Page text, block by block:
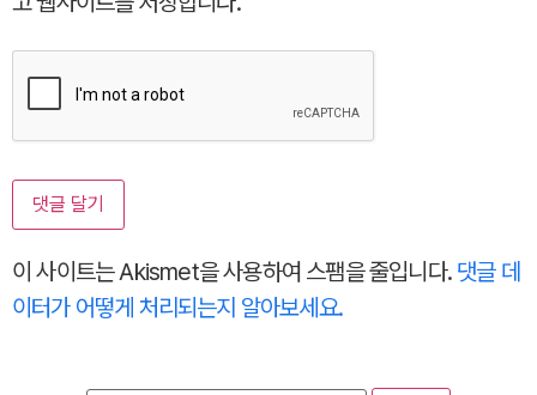
이 사이트는 Akismet을 사용하여 스팸을 줄입니다. 댓글 데
이터가 어떻게 처리되는지 알아보세요.